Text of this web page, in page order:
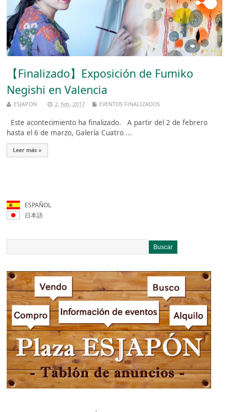
【Finalizado】Exposición de Fumiko
Negishi en Valencia
ESJAPON 2, feb, 2017 EVENTOS FINALIZADOS
Este acontecimiento ha finalizado. A partir del 2 de febrero
hasta el 6 de marzo, Galería Cuatro ...
Leer más »
ESPAÑOL
日本語